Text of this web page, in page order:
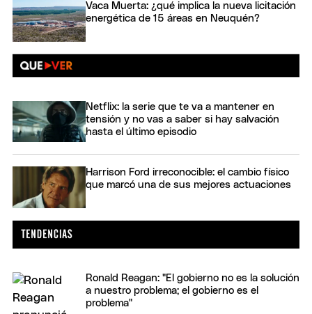
Vaca Muerta: ¿qué implica la nueva licitación
energética de 15 áreas en Neuquén?
Netflix: la serie que te va a mantener en
tensión y no vas a saber si hay salvación
hasta el último episodio
Harrison Ford irreconocible: el cambio físico
que marcó una de sus mejores actuaciones
Ronald Reagan: "El gobierno no es la solución
a nuestro problema; el gobierno es el
problema"